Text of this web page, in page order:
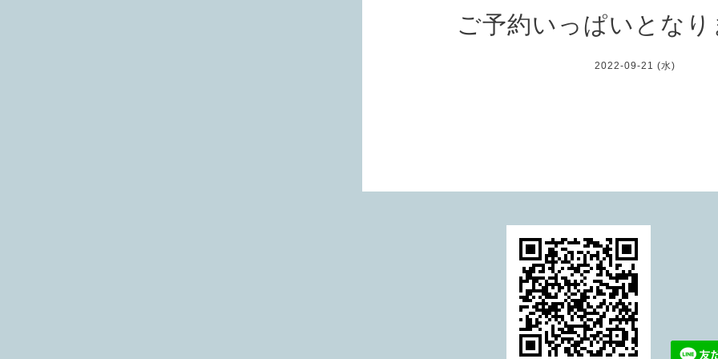
ご予約いっぱいとな
2022-09-21 (水)